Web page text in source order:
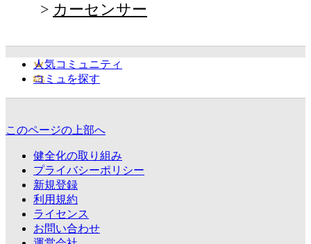
カーセンサー
人気コミュニティ
コミュを探す
このページの上部へ
健全化の取り組み
プライバシーポリシー
新規登録
利用規約
ライセンス
お問い合わせ